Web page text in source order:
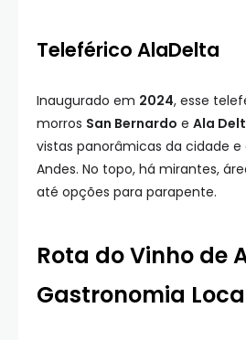
Teleférico AlaDelta
Inaugurado em 2024, esse
morros San Bernardo e Ala
vistas panorâmicas da cidade e
Andes. No topo, há mirantes,
até opções para parapente.
Rota do Vinho de
Gastronomia